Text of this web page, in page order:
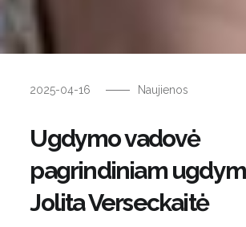
2025-04-16 Naujienos
Ugdymo vadovė
pagrindiniam
Jolita Verseckaitė